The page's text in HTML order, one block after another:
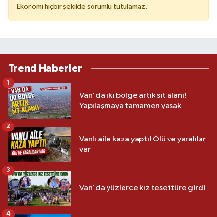
Ekonomi hiçbir şekilde sorumlu tutulamaz.
Trend Haberler
Van'da iki bölge artık sit alanı!
Yapılaşmaya tamamen yasak
1
Vanlı aile kaza yaptı! Ölü ve yaralılar
var
2
Van'da yüzlerce kız tesettüre girdi
3
4